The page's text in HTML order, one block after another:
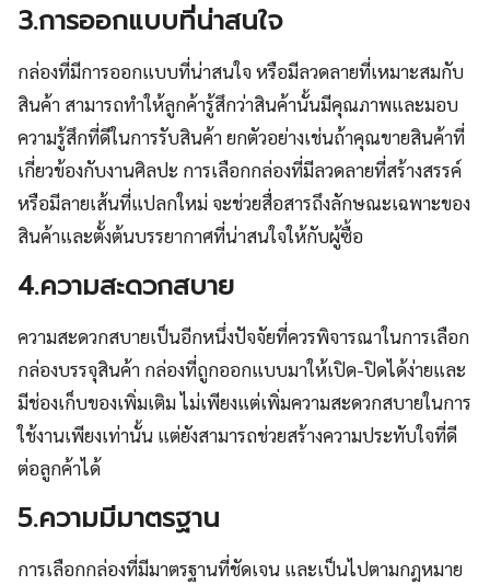
3.การออกแบบที่น่าสนใจ
กล่องที่มีการออกแบบที่น่าสนใจ หรือมีลวดลายที่เหมาะสมกับ
สินค้า สามารถทำให้ลูกค้ารู้สึกว่าสินค้านั้นมีคุณภาพและมอบ
ความรู้สึกที่ดีในการรับสินค้า ยกตัวอย่างเช่นถ้าคุณขายสินค้าที่
เกี่ยวข้องกับงานศิลปะ การเลือกกล่องที่มีลวดลายที่สร้างสรรค์
หรือมีลายเส้นที่แปลกใหม่ จะช่วยสื่อสารถึงลักษณะเฉพาะของ
สินค้าและตั้งต้นบรรยากาศที่น่าสนใจให้กับผู้ซื้อ
4.ความสะดวกสบาย
ความสะดวกสบายเป็นอีกหนึ่งปัจจัยที่ควรพิจารณาในการเลือก
กล่องบรรจุสินค้า กล่องที่ถูกออกแบบมาให้เปิด-ปิดได้ง่ายและ
มีช่องเก็บของเพิ่มเติม ไม่เพียงแต่เพิ่มความสะดวกสบายในการ
ใช้งานเพียงเท่านั้น แต่ยังสามารถช่วยสร้างความประทับใจที่ดี
ต่อลูกค้าได้
5.ความมีมาตรฐาน
การเลือกกล่องที่มีมาตรฐานที่ชัดเจน และเป็นไปตามกฎหมาย